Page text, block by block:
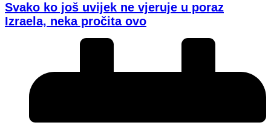
Svako ko još uvijek ne vjeruje u poraz
Izraela, neka pročita ovo